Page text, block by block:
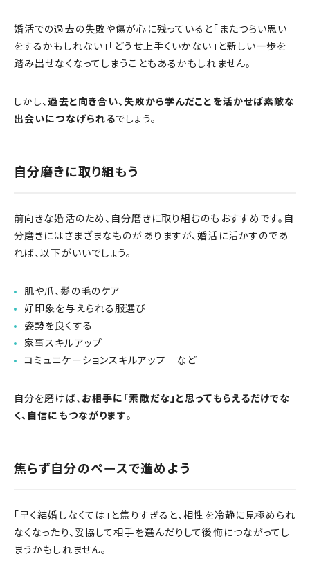
婚活での過去の失敗や傷が心に残っていると「またつらい思い
をするかもしれない」「どうせ上手くいかない」と新しい一歩を
踏み出せなくなってしまうこともあるかもしれません。
しかし、過去と向き合い、失敗から学んだことを活かせば素敵な
出会いにつなげられるでしょう。
自分磨きに取り組もう
前向きな婚活のため、自分磨きに取り組むのもおすすめです。自
分磨きにはさまざまなものがありますが、婚活に活かすのであ
れば、以下がいいでしょう。
肌や爪、髪の毛のケア
好印象を与えられる服選び
姿勢を良くする
家事スキルアップ
コミュニケーションスキルアップ など
自分を磨けば、 お相手に「素敵だな」と思ってもらえるだけでな
く、自信にもつながります。
焦らず自分のペースで進めよう
「早く結婚しなくては」と焦りすぎると、相性を冷静に見極められ
なくなったり、妥協して相手を選んだりして後悔につながってし
まうかもしれません。